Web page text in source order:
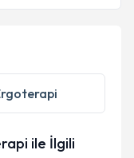
Aydınlatma
belirtilen
ile İlgili